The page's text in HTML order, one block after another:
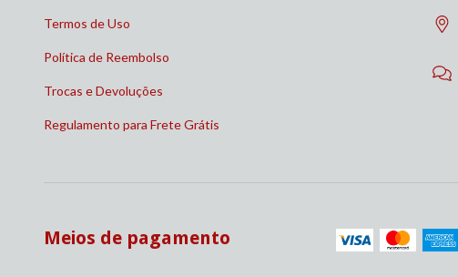
Termos de Uso
Política de Reembolso
Trocas e Devoluções
Regulamento para Frete Grátis
Meios de pagamento